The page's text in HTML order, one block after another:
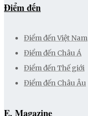
Điểm đến
Điểm đến Việt Nam
Điểm đến Châu Á
Điểm đến Thế giới
Điểm đến Châu Âu
E. Magazine